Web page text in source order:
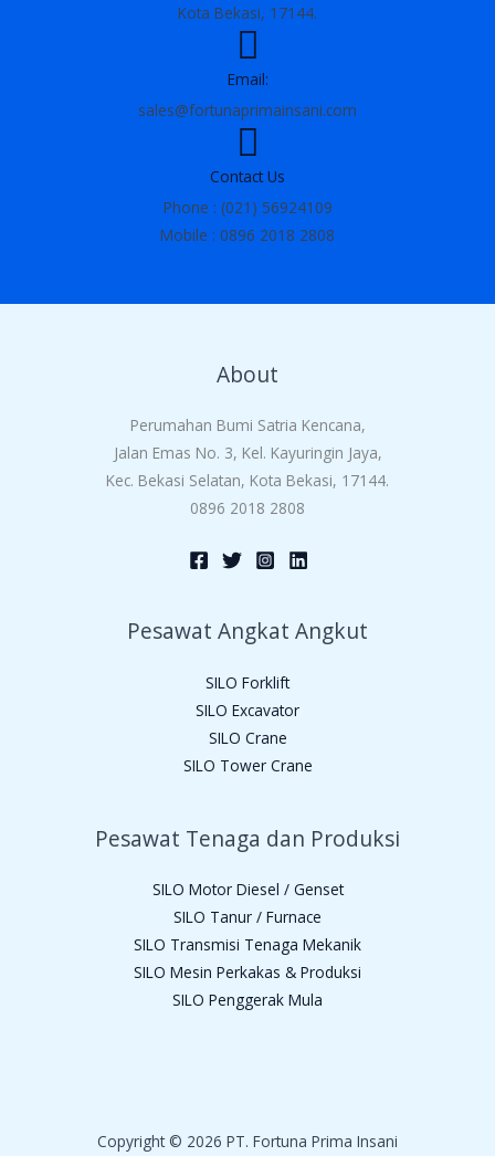
Kota Bekasi, 17144.
Email:
sales@fortunaprimainsani.com
Contact Us
Phone : (021) 56924109
Mobile : 0896 2018 2808
About
Perumahan Bumi Satria Kencana,
Jalan Emas No. 3, Kel. Kayuringin Jaya,
Kec. Bekasi Selatan, Kota Bekasi, 17144.
0896 2018 2808
Pesawat Angkat Angkut
SILO Forklift
SILO Excavator
SILO Crane
SILO Tower Crane
Pesawat Tenaga dan Produksi
SILO Motor Diesel / Genset
SILO Tanur / Furnace
SILO Transmisi Tenaga Mekanik
SILO Mesin Perkakas & Produksi
SILO Penggerak Mula
Copyright © 2026 PT. Fortuna Prima Insani